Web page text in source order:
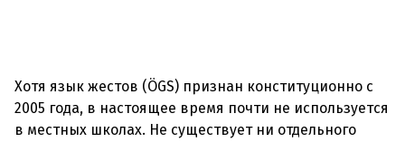
Хотя язык жестов (ÖGS) признан конституционно с
2005 года, в настоящее время почти не используется
в местных школах. Не существует ни отдельного